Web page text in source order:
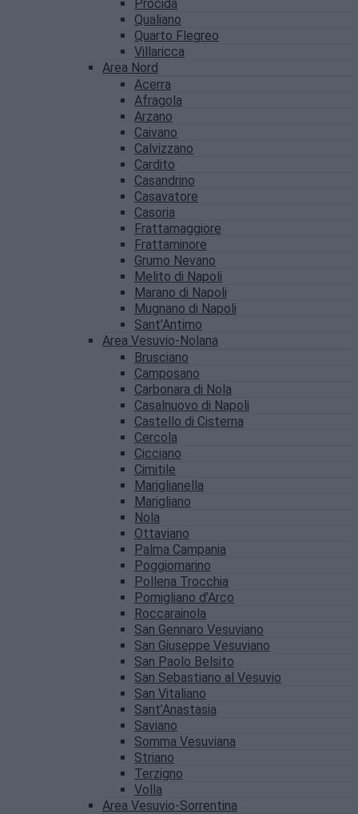
Procida
Qualiano
Quarto Flegreo
Villaricca
Area Nord
Acerra
Afragola
Arzano
Caivano
Calvizzano
Cardito
Casandrino
Casavatore
Casoria
Frattamaggiore
Frattaminore
Grumo Nevano
Melito di Napoli
Marano di Napoli
Mugnano di Napoli
Sant’Antimo
Area Vesuvio-Nolana
Brusciano
Camposano
Carbonara di Nola
Casalnuovo di Napoli
Castello di Cisterna
Cercola
Cicciano
Cimitile
Mariglianella
Marigliano
Nola
Ottaviano
Palma Campania
Poggiomarino
Pollena Trocchia
Pomigliano d’Arco
Roccarainola
San Gennaro Vesuviano
San Giuseppe Vesuviano
San Paolo Belsito
San Sebastiano al Vesuvio
San Vitaliano
Sant’Anastasia
Saviano
Somma Vesuviana
Striano
Terzigno
Volla
Area Vesuvio-Sorrentina